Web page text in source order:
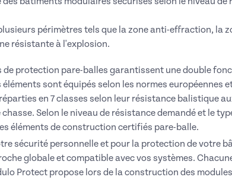
périmètres tels que la zone anti-effraction, la
résistante à l'explosion.
protection pare-balles garantissent une double
sont équipés selon les normes européennes
en 7 classes selon leur résistance balistique
Selon le niveau de résistance demandé et le
éléments de construction certifiés pare-balle.
sécurité personnelle et pour la protection de votre
globale et compatible avec vos systèmes.
Protect propose lors de la construction des